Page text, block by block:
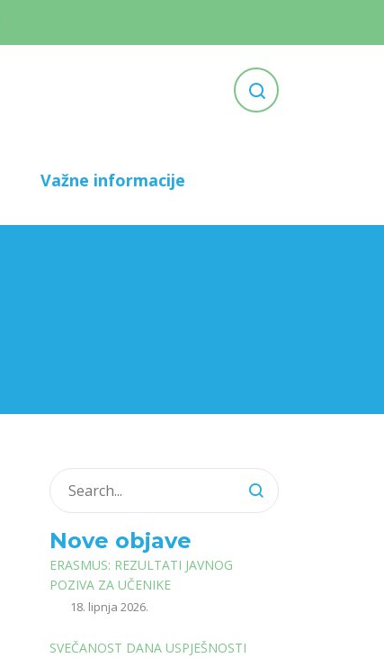
Važne informacije
Nove objave
ERASMUS: REZULTATI JAVNOG
POZIVA ZA UČENIKE
18. lipnja 2026.
SVEČANOST DANA USPJEŠNOSTI